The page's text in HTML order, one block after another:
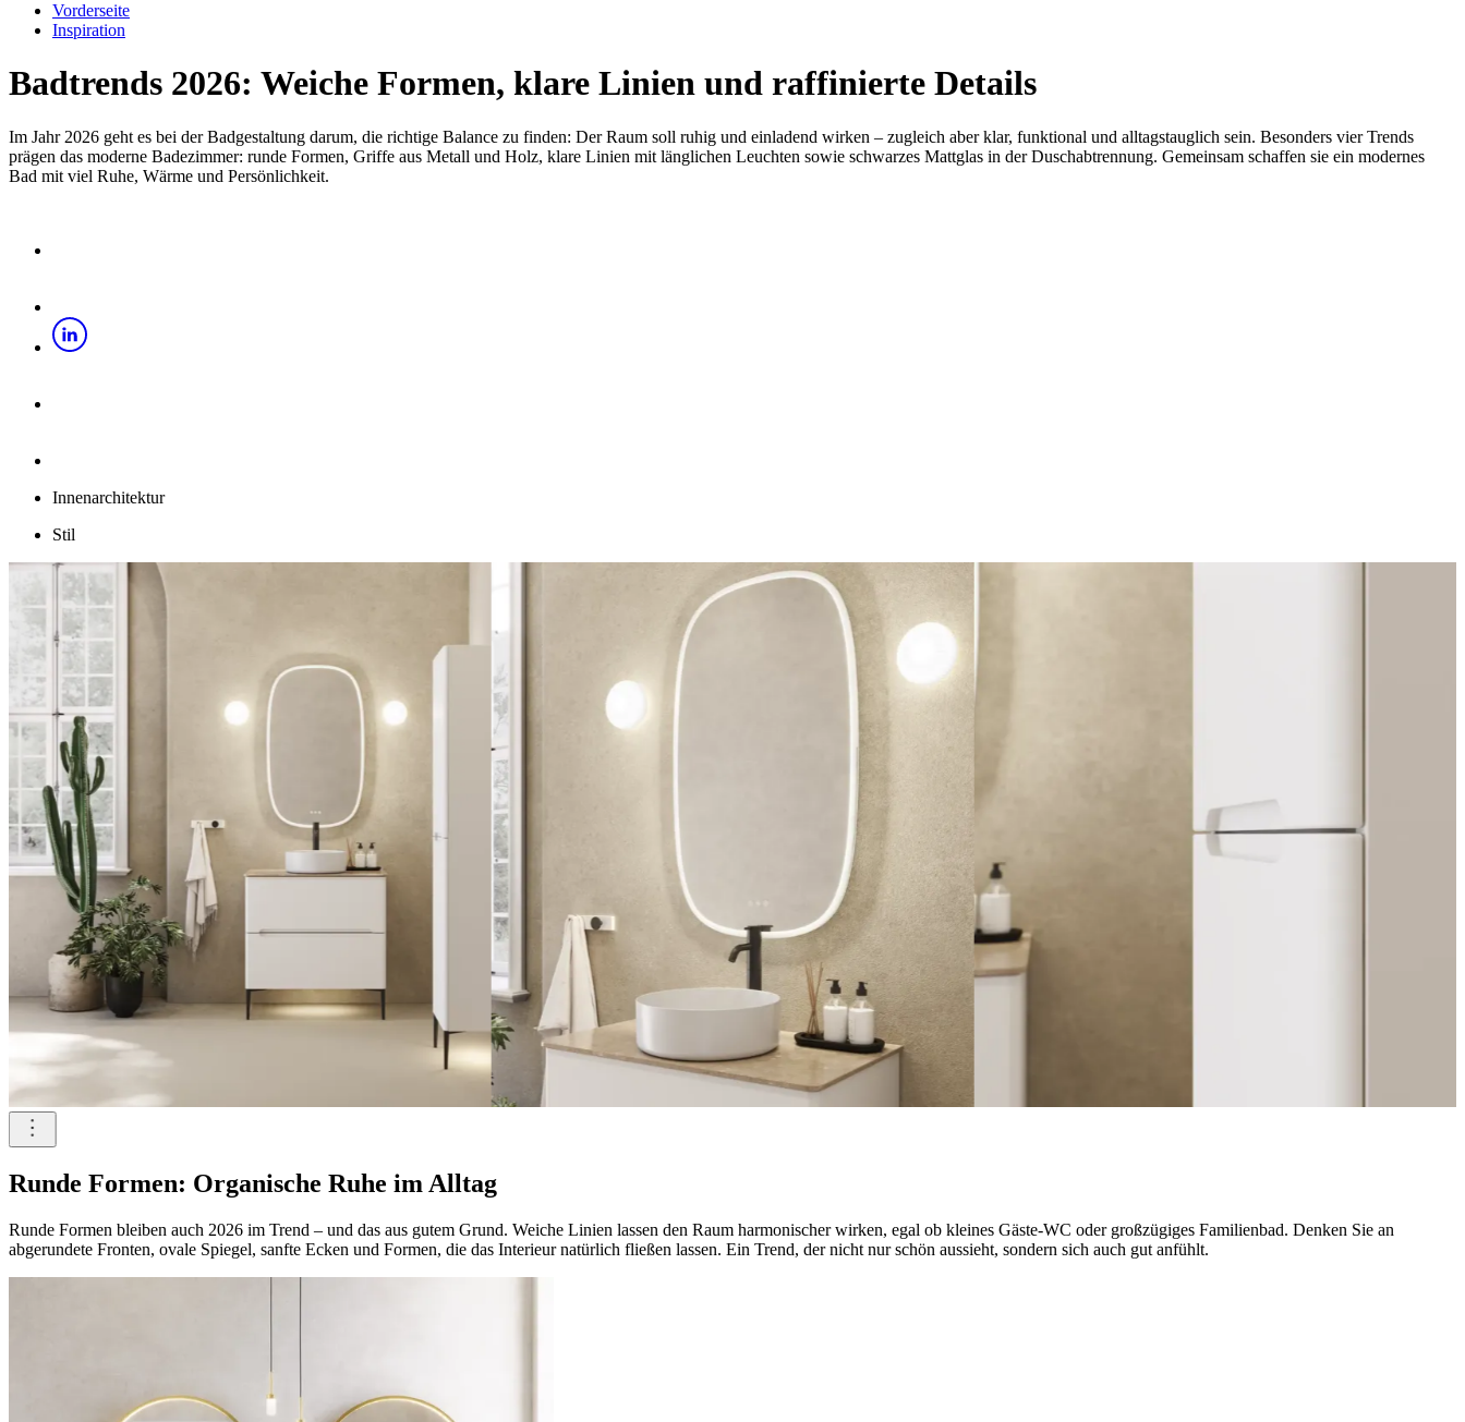
Vorderseite
Inspiration
Badtrends 2026: Weiche Formen, klare Linien und raffinierte Details
Im Jahr 2026 geht es bei der Badgestaltung darum, die richtige Balance zu finden: Der Raum soll ruhig und einladend wirken – zugleich aber klar, funktional und alltagstauglich sein. Besonders vier Trends
prägen das moderne Badezimmer: runde Formen, Griffe aus Metall und Holz, klare Linien mit länglichen Leuchten sowie schwarzes Mattglas in der Duschabtrennung. Gemeinsam schaffen sie ein modernes
Bad mit viel Ruhe, Wärme und Persönlichkeit.
Innenarchitektur
Stil
Runde Formen: Organische Ruhe im Alltag
Runde Formen bleiben auch 2026 im Trend – und das aus gutem Grund. Weiche Linien lassen den Raum harmonischer wirken, egal ob kleines Gäste-WC oder großzügiges Familienbad. Denken Sie an
abgerundete Fronten, ovale Spiegel, sanfte Ecken und Formen, die das Interieur natürlich fließen lassen. Ein Trend, der nicht nur schön aussieht, sondern sich auch gut anfühlt.